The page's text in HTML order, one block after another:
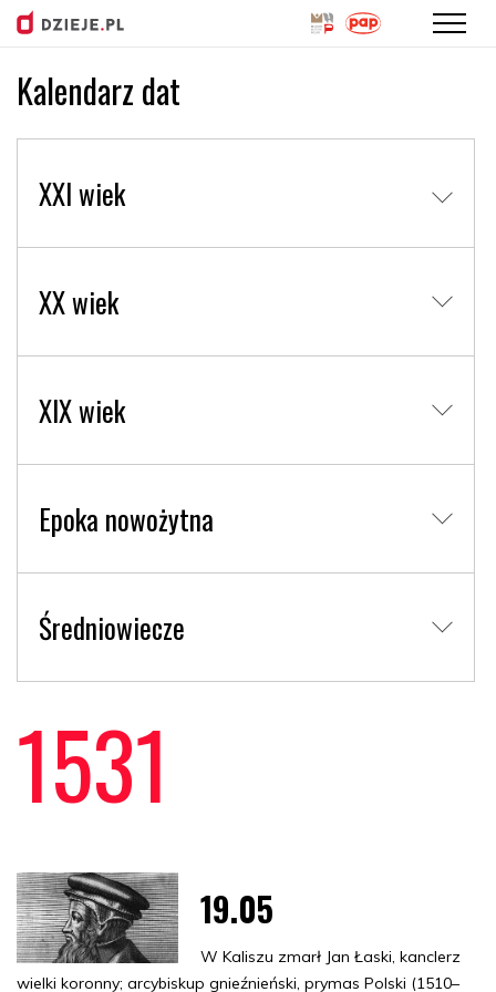
Kalendarz dat
1531
19.05
W Kaliszu zmarł Jan Łaski, kanclerz
wielki koronny; arcybiskup gnieźnieński, prymas Polski (1510–
XXI wiek
XX wiek
XIX wiek
Epoka nowożytna
Średniowiecze